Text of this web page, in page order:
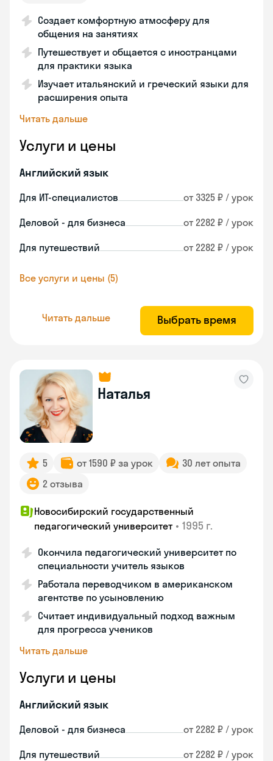
Создает комфортную атмосферу для
общения на занятиях
Путешествует и общается с иностранцами
для практики языка
Изучает итальянский и греческий языки для
расширения опыта
Читать дальше
Услуги и цены
Английский язык
Для ИТ-специалистов от 3325 ₽ / урок
Деловой - для бизнеса от 2282 ₽ / урок
Для путешествий от 2282 ₽ / урок
Все услуги и цены (5)
Читать дальше Выбрать время
Наталья
5 от 1590 ₽ за урок
30 лет опыта
2 отзыва
Новосибирский государственный
педагогический университет • 1995 г.
Окончила педагогический университет по
специальности учитель языков
Работала переводчиком в американском
агентстве по усыновлению
Считает индивидуальный подход важным
для прогресса учеников
Читать дальше
Услуги и цены
Английский язык
Деловой - для бизнеса от 2282 ₽ / урок
Для путешествий от 2282 ₽ / урок